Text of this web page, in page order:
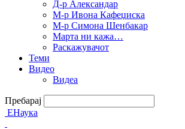
Д-р Александар
М-р Ивона Кафеџиска
М-р Симона Шенбакар
Марта ни кажа…
Раскажувачот
Теми
Видео
Видеа
Пребарај
ЕНаука